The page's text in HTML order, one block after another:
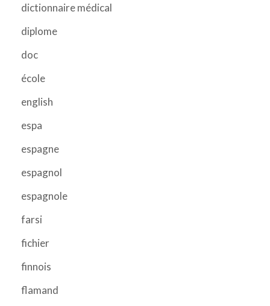
dictionnaire médical
diplome
doc
école
english
espa
espagne
espagnol
espagnole
farsi
fichier
finnois
flamand